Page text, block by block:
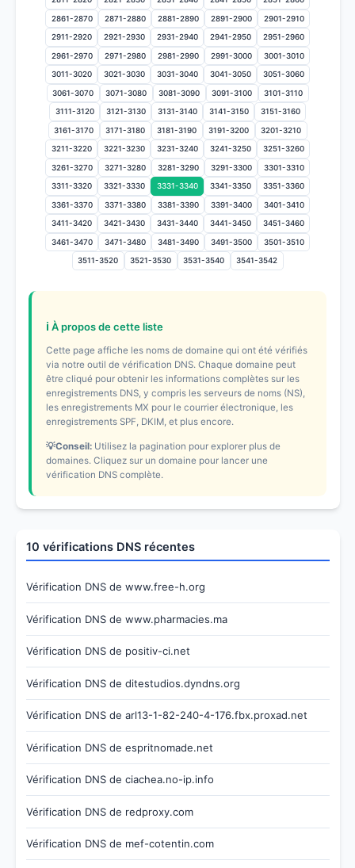
2861-2870 2871-2880 2881-2890 2891-2900 2901-2910
2911-2920 2921-2930 2931-2940 2941-2950 2951-2960
2961-2970 2971-2980 2981-2990 2991-3000 3001-3010
3011-3020 3021-3030 3031-3040 3041-3050 3051-3060
3061-3070 3071-3080 3081-3090 3091-3100 3101-3110
3111-3120 3121-3130 3131-3140 3141-3150 3151-3160
3161-3170 3171-3180 3181-3190 3191-3200 3201-3210
3211-3220 3221-3230 3231-3240 3241-3250 3251-3260
3261-3270 3271-3280 3281-3290 3291-3300 3301-3310
3311-3320 3321-3330 3331-3340 3341-3350 3351-3360
3361-3370 3371-3380 3381-3390 3391-3400 3401-3410
3411-3420 3421-3430 3431-3440 3441-3450 3451-3460
3461-3470 3471-3480 3481-3490 3491-3500 3501-3510
3511-3520 3521-3530 3531-3540 3541-3542
ℹ️ À propos de cette liste
Cette page affiche les noms de domaine qui ont été vérifiés
via notre outil de vérification DNS. Chaque domaine peut
être cliqué pour obtenir les informations complètes sur les
enregistrements DNS, y compris les serveurs de noms (NS),
les enregistrements MX pour le courrier électronique, les
enregistrements SPF, DKIM, et plus encore.
💡Conseil:Utilisez la pagination pour explorer plus de
domaines. Cliquez sur un domaine pour lancer une
vérification DNS complète.
10 vérifications DNS récentes
Vérification DNS de www.free-h.org
Vérification DNS de www.pharmacies.ma
Vérification DNS de positiv-ci.net
Vérification DNS de ditestudios.dyndns.org
Vérification DNS de arl13-1-82-240-4-176.fbx.proxad.net
Vérification DNS de espritnomade.net
Vérification DNS de ciachea.no-ip.info
Vérification DNS de redproxy.com
Vérification DNS de mef-cotentin.com